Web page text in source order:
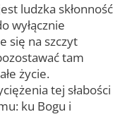
ludzka skłonność
wyłącznie
się na szczyt
tam
życie.
tej słabości
ku Bogu i